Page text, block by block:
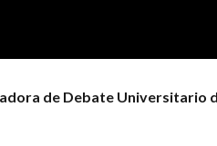
de Debate Universitario